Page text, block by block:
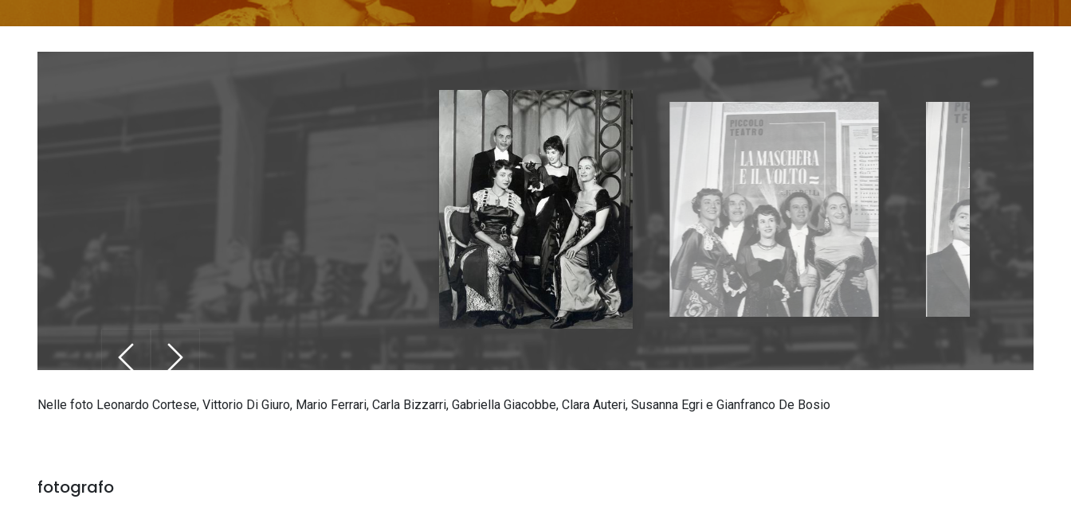
Nelle foto Leonardo Cortese, Vittorio Di Giuro, Mario Ferrari, Carla Bizzarri, Gabriella Giacobbe, Clara Auteri, Susanna Egri e Gianfranco De Bosio
fotografo